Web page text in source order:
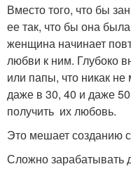
Вместо того, что бы
ее так, что бы она
женщина начинает
любви к ним. Глубоко
или папы, что никак не
даже в 30, 40 и даже
получить их любовь.
Это мешает созданию
Сложно зарабатывать